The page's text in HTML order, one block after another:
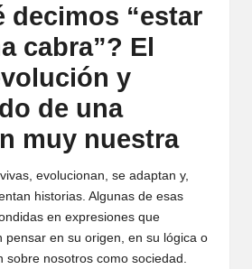
decimos “estar
cabra”? El
y
de una
muy nuestra
evolucionan, se adaptan y,
historias. Algunas de esas
en expresiones que
pensar en su origen, en su lógica o
sobre nosotros como sociedad.